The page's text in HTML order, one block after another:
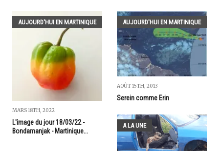
AUJOURD'HUI EN MARTINIQUE
MARS 18TH, 2022
L'image du jour 18/03/22 -
Bondamanjak - Martinique...
AUJOURD'HUI EN MARTINIQUE
AOÛT 15TH, 2013
Serein comme Erin
A LA UNE